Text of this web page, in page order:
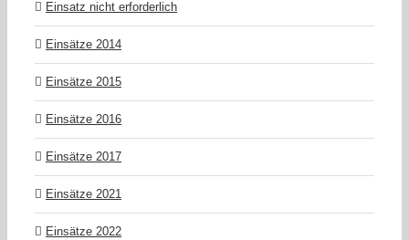
Einsatz nicht erforderlich
Einsätze 2014
Einsätze 2015
Einsätze 2016
Einsätze 2017
Einsätze 2021
Einsätze 2022